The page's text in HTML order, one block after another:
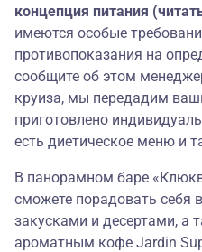
концепция питания
имеются особые
противопоказания на
сообщите об этом
круиза, мы передадим
приготовлено
есть диетическое меню и
В панорамном баре
сможете порадовать себя
закусками и десертами, а
ароматным кофе Jardin